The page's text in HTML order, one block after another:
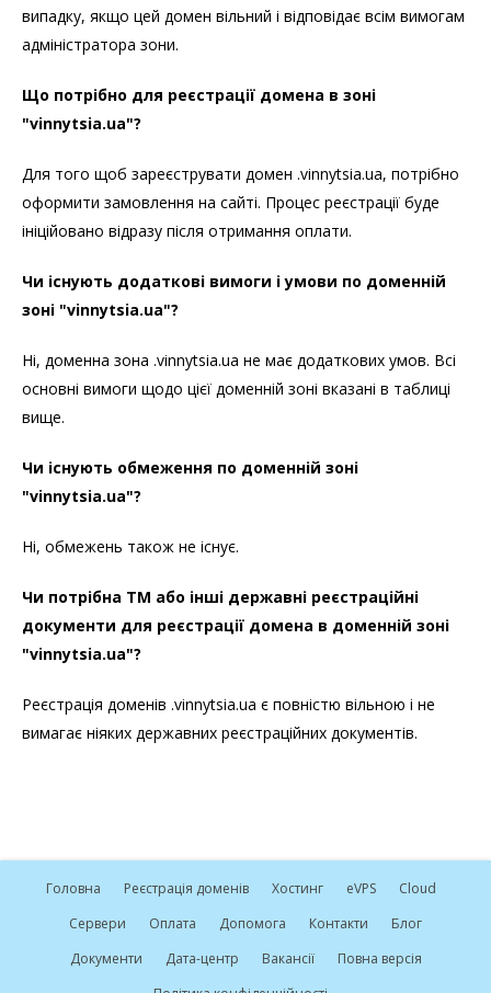
випадку, якщо цей домен вільний і відповідає всім вимогам
адміністратора зони.
Що потрібно для реєстрації домена в зоні
"vinnytsia.ua"?
Для того щоб зареєструвати домен .vinnytsia.ua, потрібно
оформити замовлення на сайті. Процес реєстрації буде
ініційовано відразу після отримання оплати.
Чи існують додаткові вимоги і умови по доменній
зоні "vinnytsia.ua"?
Ні, доменна зона .vinnytsia.ua не має додаткових умов. Всі
основні вимоги щодо цієї доменній зоні вказані в таблиці
вище.
Чи існують обмеження по доменній зоні
"vinnytsia.ua"?
Ні, обмежень також не існує.
Чи потрібна ТМ або інші державні реєстраційні
документи для реєстрації домена в доменній зоні
"vinnytsia.ua"?
Реєстрація доменів .vinnytsia.ua є повністю вільною і не
вимагає ніяких державних реєстраційних документів.
Головна Реєстрація доменів Хостинг eVPS
Cloud
Сервери
Оплата Допомога Контакти
Блог
Документи
Дата-центр Вакансії
Повна версія